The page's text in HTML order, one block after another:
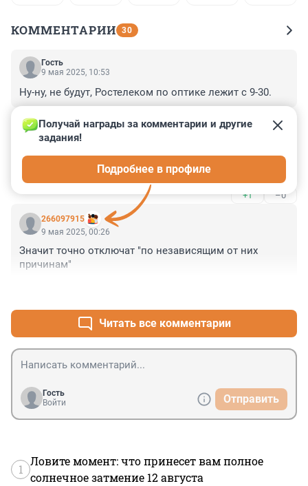
КОММЕНТАРИИ 30
Гость
9 мая 2025, 10:53
Ну-ну, не будут, Ростелеком по оптике лежит с 9-30.
–0
Гость
Уже 9е мая, нетерпилы несчастные.)))
+1 –0
266097915
Получай награды за комментарии и другие
задания!
Подробнее в профиле
9 мая 2025, 00:26
Значит точно отключат "по независящим от них
причинам"
Читать все комментарии
Гость
Войти
Отправить
1
Ловите момент: что принесет вам полное
солнечное затмение 12 августа